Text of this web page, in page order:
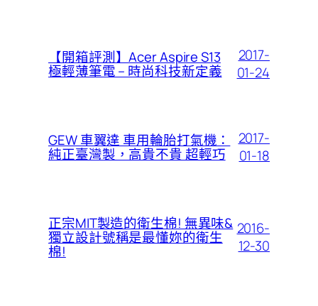
【開箱評測】Acer Aspire S13
極輕薄筆電 – 時尚科技新定義
2017-
01-24
GEW 車翼達 車用輪胎打氣機：
純正臺灣製，高貴不貴 超輕巧
2017-
01-18
正宗MIT製造的衛生棉! 無異味&
獨立設計號稱是最懂妳的衛生
棉!
2016-
12-30